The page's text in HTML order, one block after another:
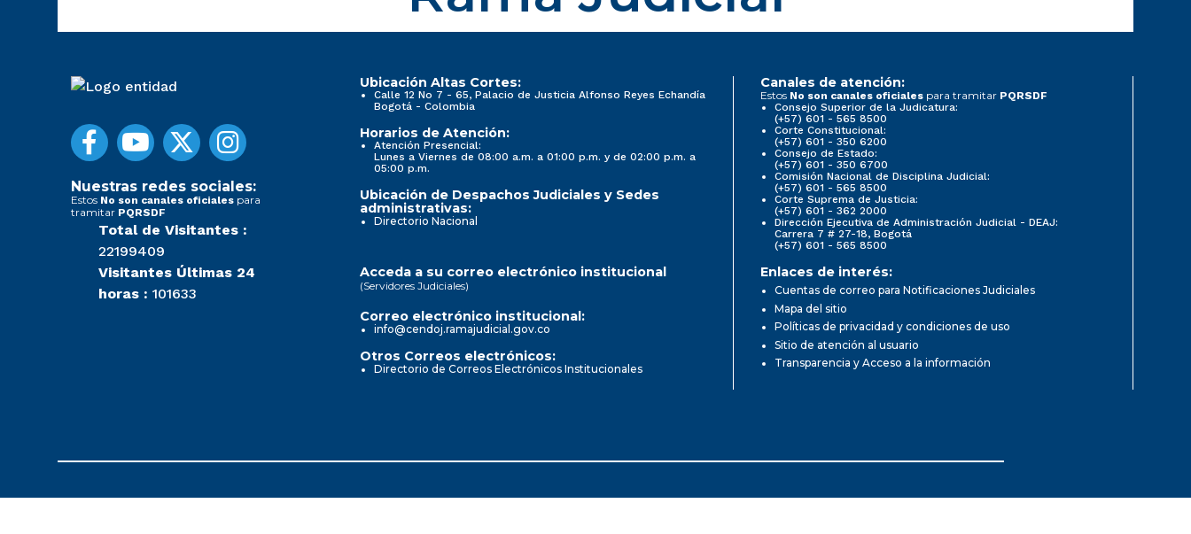
Nuestras redes sociales:
Estos No son canales oficiales para
tramitar PQRSDF
Total de Visitantes :
22199409
Visitantes Últimas 24
horas : 101633
Ubicación Altas Cortes:
Calle 12 No 7 - 65, Palacio de Justicia Alfonso Reyes Echandía
Bogotá - Colombia
Horarios de Atención:
Atención Presencial:
Lunes a Viernes de 08:00 a.m. a 01:00 p.m. y de 02:00 p.m. a
05:00 p.m.
Ubicación de Despachos Judiciales y Sedes
administrativas:
Directorio Nacional
Canales de atención:
Estos No son canales oficiales para tramitar PQRSDF
Consejo Superior de la Judicatura:
(+57) 601 - 565 8500
Corte Constitucional:
(+57) 601 - 350 6200
Consejo de Estado:
(+57) 601 - 350 6700
Comisión Nacional de Disciplina Judicial:
(+57) 601 - 565 8500
Corte Suprema de Justicia:
(+57) 601 - 362 2000
Dirección Ejecutiva de Administración Judicial - DEAJ:
Carrera 7 # 27-18, Bogotá
(+57) 601 - 565 8500
Acceda a su correo electrónico institucional
(Servidores Judiciales)
Correo electrónico institucional:
info@cendoj.ramajudicial.gov.co
Otros Correos electrónicos:
Directorio de Correos Electrónicos Institucionales
Enlaces de interés:
Cuentas de correo para Notificaciones Judiciales
Mapa del sitio
Políticas de privacidad y condiciones de uso
Sitio de atención al usuario
Transparencia y Acceso a la información